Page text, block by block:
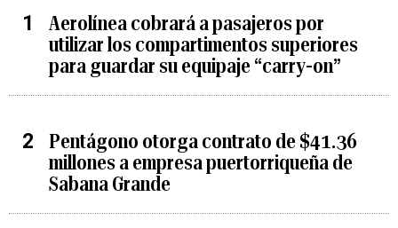
Aerolínea cobrará a pasajeros por
utilizar los compartimentos superiores
para guardar su equipaje “carry-on”
Pentágono otorga contrato de $41.36
millones a empresa puertorriqueña de
Sabana Grande